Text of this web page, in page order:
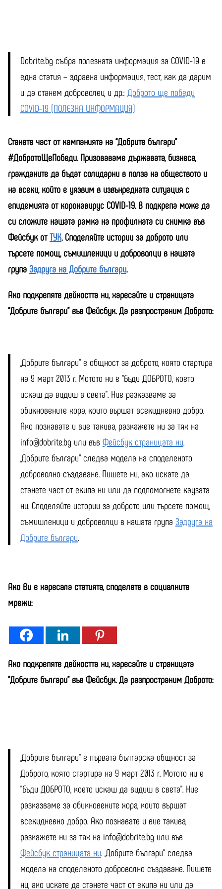
Dobrite.bg събра полезната информация за COVID-19 в
една статия – здравна информация, тест, как да дарим
и да станем доброволец и др.: Доброто ще победи
COVID-19 (ПОЛЕЗНА ИНФОРМАЦИЯ)
Станете част от кампанията на “Добрите българи”
#ДобротоЩеПобеди. Призоваваме държавата, бизнеса,
гражданите да бъдат солидарни в полза на обществото и
на всеки, който е уязвим в извънредната ситуация с
епидемията от коронавирус COVID-19. В подкрепа може да
си сложите нашата рамка на профилната си снимка във
Фейсбук отТУК. Споделяйте истории за доброто или
търсете помощ, съмишленици и доброволци в нашата
група Задруга на Добрите българи.
Ако подкрепяте дейността ни, харесайте и страницата
“Добрите българи” във Фейсбук. Да разпространим Доброто:
„Добрите българи“ е общност за доброто, която стартира
на 9 март 2013 г. Мотото ни е “Бъди ДОБРОТО, което
искаш да видиш в света”. Ние разказваме за
обикновените хора, които вършат всекидневно добро.
Ако познавате и вие такива, разкажете ни за тях на
info@dobrite.bg или във Фейсбук страницата ни.
„Добрите българи“ следва модела на споделеното
доброволно създаване. Пишете ни, ако искате да
станете част от екипа ни или да подпомогнете каузата
ни. Споделяйте истории за доброто или търсете помощ,
съмишленици и доброволци в нашата група Задруга на
Добрите българи.
Ако Ви е харесала статията, споделете в социалните
мрежи:
Ако подкрепяте дейността ни, харесайте и страницата
"Добрите българи" във Фейсбук. Да разпространим Доброто:
„Добрите българи“ е първата българска общност за
Доброто, която стартира на 9 март 2013 г. Мотото ни е
"Бъди ДОБРОТО, което искаш да видиш в света". Ние
разказваме за обикновените хора, които вършат
всекидневно добро. Ако познавате и вие такива,
разкажете ни за тях на info@dobrite.bg или във
Фейсбук страницата ни. „Добрите българи“ следва
модела на споделеното доброволно създаване. Пишете
ни, ако искате да станете част от екипа ни или да